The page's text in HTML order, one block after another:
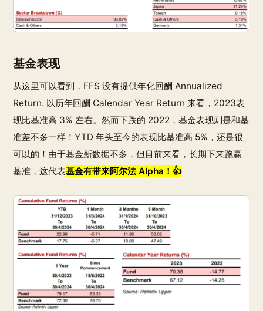
基金表现
从这里可以看到，FFS 没有提供年化回酬 Annualized
Return. 以历年回酬 Calendar Year Return 来看，2023表
现比基准高 3% 左右。然而下跌的 2022，基金表现则是和基
准差不多一样！YTD 年头至今的表现比基准高 5%，还是很
可以的！由于基金新数据不多，但目前来看，长期下来跑赢
基准，这代表基金有带来阿尔法 Alpha！👍